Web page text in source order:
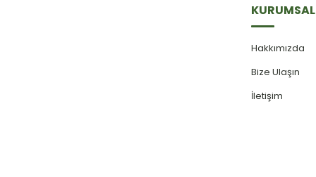
KURUMSAL
Hakkımızda
Bize Ulaşın
İletişim